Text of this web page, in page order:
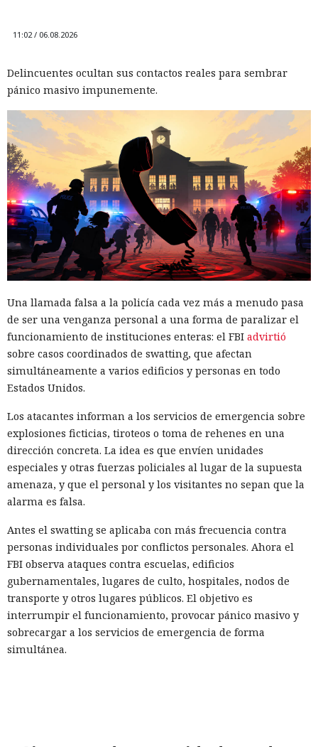
11:02 / 06.08.2026
Delincuentes ocultan sus contactos reales para sembrar
pánico masivo impunemente.
Una llamada falsa a la policía cada vez más a menudo pasa
de ser una venganza personal a una forma de paralizar el
funcionamiento de instituciones enteras: el FBI advirtió
sobre casos coordinados de swatting, que afectan
simultáneamente a varios edificios y personas en todo
Estados Unidos.
Los atacantes informan a los servicios de emergencia sobre
explosiones ficticias, tiroteos o toma de rehenes en una
dirección concreta. La idea es que envíen unidades
especiales y otras fuerzas policiales al lugar de la supuesta
amenaza, y que el personal y los visitantes no sepan que la
alarma es falsa.
Antes el swatting se aplicaba con más frecuencia contra
personas individuales por conflictos personales. Ahora el
FBI observa ataques contra escuelas, edificios
gubernamentales, lugares de culto, hospitales, nodos de
transporte y otros lugares públicos. El objetivo es
interrumpir el funcionamiento, provocar pánico masivo y
sobrecargar a los servicios de emergencia de forma
simultánea.